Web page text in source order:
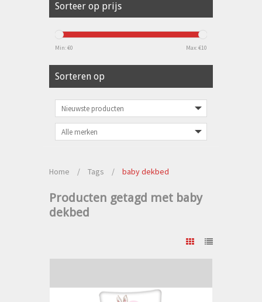
Sorteer op prijs
Min: €0 Max: €10
Sorteren op
Home / Tags / baby dekbed
Producten getagd met baby
dekbed